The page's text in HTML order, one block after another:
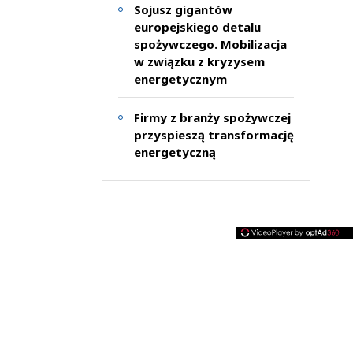
Sojusz gigantów
europejskiego detalu
spożywczego. Mobilizacja
w związku z kryzysem
energetycznym
Firmy z branży spożywczej
przyspieszą transformację
energetyczną